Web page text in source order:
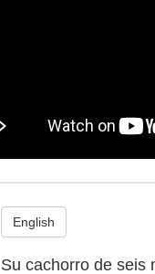
English
Su cachorro de seis